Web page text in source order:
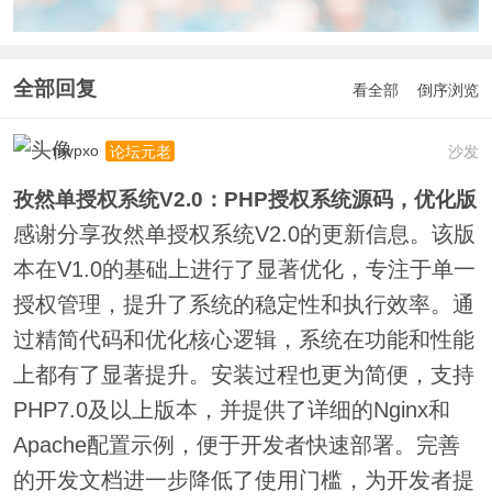
全部回复 看全部 倒序浏览
沙发
mvpxo 论坛元老
孜然单授权系统V2.0：PHP授权系统源码，优化版
感谢分享孜然单授权系统V2.0的更新信息。该版
本在V1.0的基础上进行了显著优化，专注于单一
授权管理，提升了系统的稳定性和执行效率。通
过精简代码和优化核心逻辑，系统在功能和性能
上都有了显著提升。安装过程也更为简便，支持
PHP7.0及以上版本，并提供了详细的Nginx和
Apache配置示例，便于开发者快速部署。完善
的开发文档进一步降低了使用门槛，为开发者提